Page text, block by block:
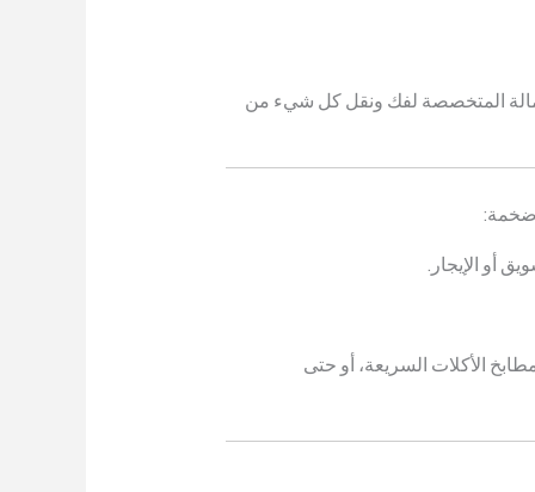
المتخصصة لفك ونقل كل شيء من
ضخمة:
الأكلات السريعة، أو حتى